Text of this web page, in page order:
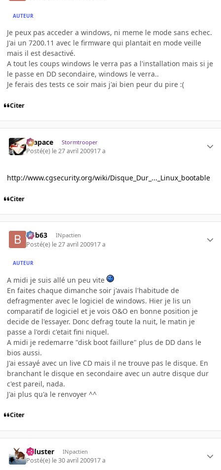
AUTEUR
Je peux pas acceder a windows, ni meme le mode sans echec.
J'ai un 7200.11 avec le firmware qui plantait en mode veille
mais il est desactivé.
A tout les coups windows le verra pas a l'installation mais si je
le passe en DD secondaire, windows le verra..
Je ferais des tests ce soir mais j'ai bien peur du pire :(
Citer
Krapace Stormtrooper
Posté(e) le 27 avril 200917 a
http://www.cgsecurity.org/wiki/Disque_Dur_..._Linux_bootable
Citer
bob63 INpactien
Posté(e) le 27 avril 200917 a
AUTEUR
A midi je suis allé un peu vite
En faites chaque dimanche soir j'avais l'habitude de
defragmenter avec le logiciel de windows. Hier je lis un
comparatif de logiciel et je vois O&O en bonne position je
decide de l'essayer. Donc defrag toute la nuit, le matin je
passe a l'ordi c'etait fini niquel.
A midi je redemarre "disk boot faillure" plus de DD dans le
bios aussi.
J'ai essayé avec un live CD mais il ne trouve pas le disque. En
branchant le disque en secondaire avec un autre disque dur
c'est pareil, nada.
J'ai plus qu'a le renvoyer ^^
Citer
Tiduster INpactien
Posté(e) le 30 avril 200917 a